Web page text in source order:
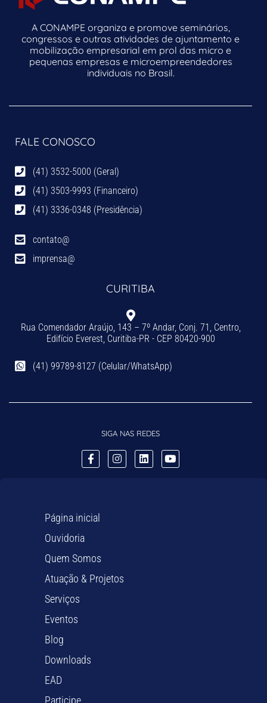
A CONAMPE organiza e promove seminários,
congressos e outras atividades de ajuntamento e
mobilização empresarial em prol das micro e
pequenas empresas e microempreendedores
individuais no Brasil.
FALE CONOSCO
(41) 3532-5000 (Geral)
(41) 3503-9993 (Financeiro)
(41) 3336-0348 (Presidência)
contato@
imprensa@
CURITIBA
Rua Comendador Araújo, 143 – 7º Andar, Conj. 71, Centro,
Edifício Everest, Curitiba-PR - CEP 80420-900
(41) 99789-8127 (Celular/WhatsApp)
SIGA NAS REDES
Página inicial
Ouvidoria
Quem Somos
Atuação & Projetos
Serviços
Eventos
Blog
Downloads
EAD